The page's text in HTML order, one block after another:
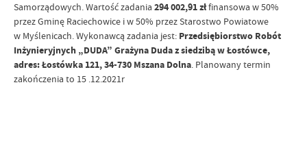
Samorządowych. Wartość zadania 294 002,91 złfinansowa w 50%
przez Gminę Raciechowice i w 50% przez Starostwo Powiatowe
w Myślenicach. Wykonawcą zadania jest: Przedsiębiorstwo Robót
Inżynieryjnych „DUDA” Grażyna Duda z siedzibą w Łostówce,
adres: Łostówka 121, 34-730 Mszana Dolna. Planowany termin
zakończenia to 15 .12.2021r